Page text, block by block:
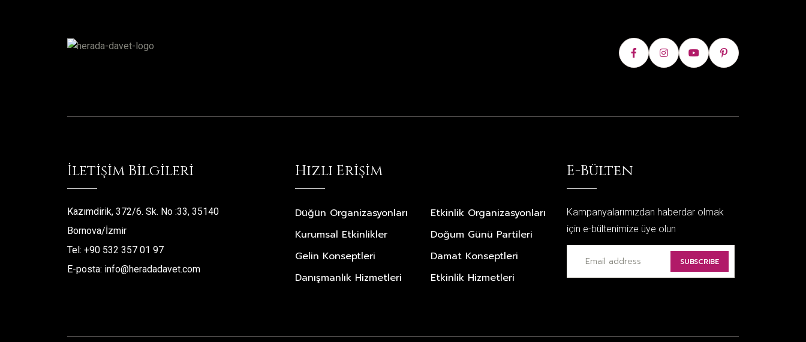
İletişim Bilgileri
Kazımdirik, 372/6. Sk. No :33, 35140
Bornova/İzmir
Tel: +90 532 357 01 97
E-posta: info@heradadavet.com
Hızlı Erişim
Düğün Organizasyonları
Etkinlik Organizasyonları
Kurumsal Etkinlikler
Doğum Günü Partileri
Gelin Konseptleri
Damat Konseptleri
Danışmanlık Hizmetleri
Etkinlik Hizmetleri
E-Bülten
Kampanyalarımızdan haberdar olmak
için e-bültenimize üye olun
SUBSCRIBE